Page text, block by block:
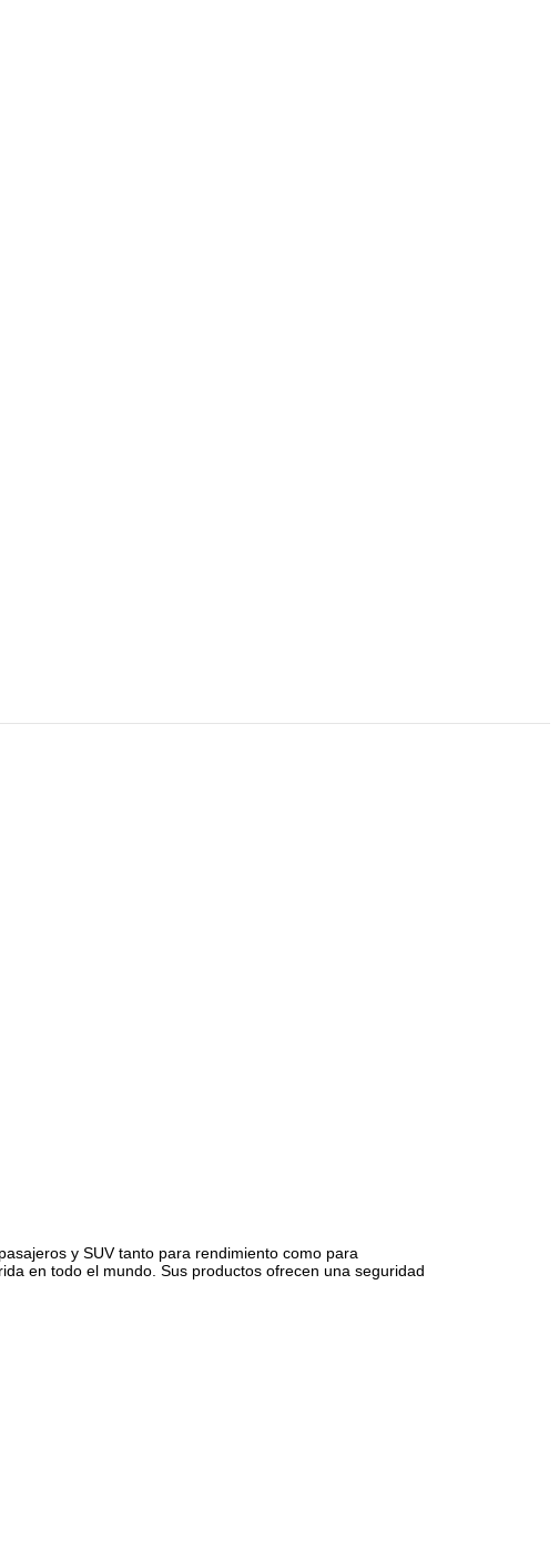
y SUV tanto para rendimiento como para
en todo el mundo. Sus productos ofrecen una seguridad